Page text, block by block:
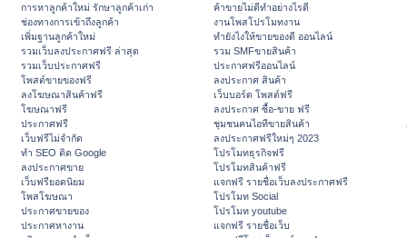
การหาลูกค้าใหม่ รักษาลูกค้าเก่า
ช่องทางการเข้าถึงลูกค้า
เพิ่มฐานลูกค้าใหม่
รวมเว็บลงประกาศฟรี ล่าสุด
รวมเว็บประกาศฟรี
โพสต์ขายของฟรี
ลงโฆษณาสินค้าฟรี
โฆษณาฟรี
ประกาศฟรี
เว็บฟรีไม่จำกัด
ทำ SEO ติด Google
ลงประกาศขาย
เว็บฟรียอดนิยม
โพสโฆษณา
ประกาศขายของ
ประกาศหางาน
ค้าขายไม่ดีทำอย่างไรดี
งานโพสโปรโมทงาน
ทํายังไงให้ขายของดี ออนไลน์
รวม SMFขายสินค้า
ประกาศฟรีออนไลน์
ลงประกาศ สินค้า
เว็บบอร์ด โพสต์ฟรี
ลงประกาศ ซื้อ-ขาย ฟรี
ชุมชนคนไอทีขายสินค้า
ลงประกาศฟรีใหม่ๆ 2023
โปรโมทธุรกิจฟรี
โปรโมทสินค้าฟรี
แจกฟรี รายชื่อเว็บลงประกาศฟรี
โปรโมท Social
โปรโมท youtube
แจกฟรี รายชื่อเว็บ